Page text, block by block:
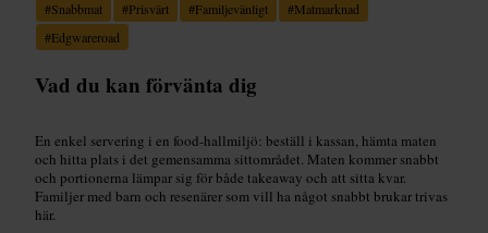
#Snabbmat #Prisvärt #Familjevänligt #Matmarknad
#Edgwareroad
Vad du kan förvänta dig
En enkel servering i en food-hallmiljö: beställ i kassan, hämta maten
och hitta plats i det gemensamma sittområdet. Maten kommer snabbt
och portionerna lämpar sig för både takeaway och att sitta kvar.
Familjer med barn och resenärer som vill ha något snabbt brukar trivas
här.